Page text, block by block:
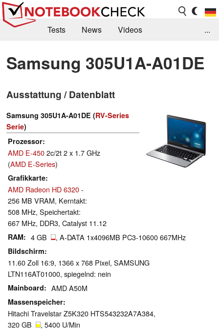
Tests News
Videos
Kaufberatung
Deals Suche
Jobs
Forum
...
Samsung 305U1A-A01DE
Ausstattung / Datenblatt
Samsung 305U1A-A01DE (RV-Series
Serie)
Prozessor
AMD E-4502c/2t 2 x 1.7 GHz
(AMD E-Series)
Grafikkarte
AMD Radeon HD 6320-
256 MB VRAM, Kerntakt:
508 MHz, Speichertakt:
667 MHz, DDR3, Catalyst 11.12
RAM 4 GB , A-DATA 1x4096MB PC3-10600 667MHz
Bildschirm
11.60 Zoll 16:9, 1366 x 768 Pixel, SAMSUNG
LTN116AT01000, spiegelnd: nein
Mainboard AMD A50M
Massenspeicher
Hitachi Travelstar Z5K320 HTS543232A7A384,
320 GB
, 5400 U/Min